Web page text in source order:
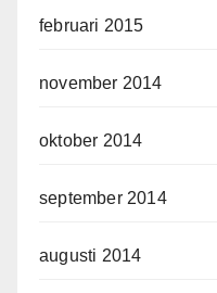
februari 2015
november 2014
oktober 2014
september 2014
augusti 2014